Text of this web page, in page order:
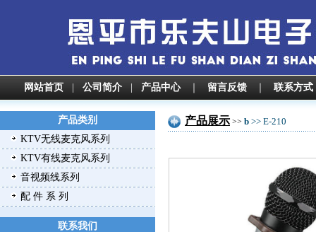
网站首页 公司简介 产品中心 留言反馈 联系方式
产品类别
KTV无线麦克风系列
KTV有线麦克风系列
音视频线系列
配 件 系 列
联系我们
产品展示 >> b >> E-210